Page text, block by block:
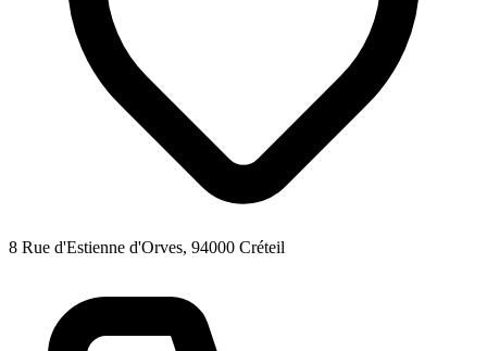
8 Rue d'Estienne d'Orves, 94000 Créteil